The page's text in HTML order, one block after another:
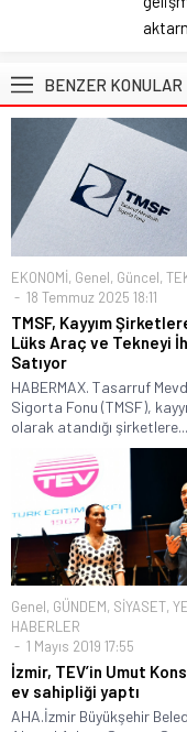
BENZER KONULAR
EKONOMİ, Genel, Güncel,
18 Temmuz 2025 18:11
TMSF, Kayyım
Lüks Araç ve Tekneyi
Satıyor
HABERMAX. Tasarruf
Sigorta Fonu (TMSF),
olarak atandığı şirketlere...
Genel, GÜNDEM, SİYASET,
HABERLER
1 Mayıs 2019 17:55
İzmir, TEV’in Umut
ev sahipliği yaptı
AHA.İzmir Büyükşehir